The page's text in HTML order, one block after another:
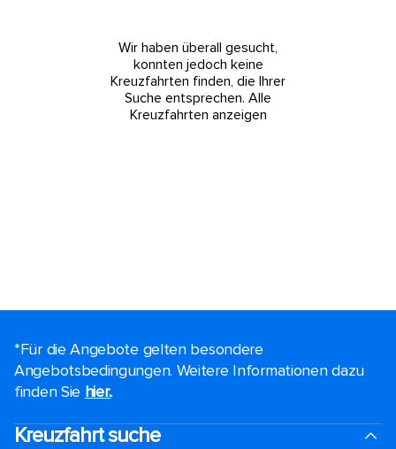
Wir haben überall gesucht,
konnten jedoch keine
Kreuzfahrten finden, die Ihrer
Suche entsprechen. Alle
Kreuzfahrten anzeigen
*Für die Angebote gelten besondere
Angebotsbedingungen. Weitere Informationen dazu
finden Sie hier..
Kreuzfahrt suche